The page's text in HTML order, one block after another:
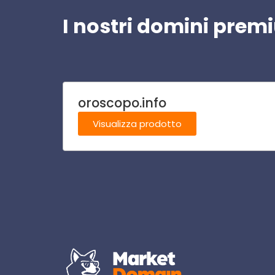
I nostri domini
oroscopo.info
Visualizza prodotto